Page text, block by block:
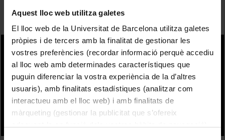
Aquest lloc web utilitza galetes
El lloc web de la Universitat de Barcelona utilitza galetes
pròpies i de tercers amb la finalitat de gestionar les
vostres preferències (recordar informació perquè accediu
al lloc web amb determinades característiques que
puguin diferenciar la vostra experiència de la d’altres
usuaris), amb finalitats estadístiques (analitzar com
interactueu amb el lloc web) i amb finalitats de
màrqueting (gestionar la publicitat que s’ofereix